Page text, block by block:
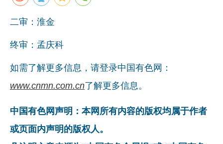
二审：淮金
终审：孟庆科
如需了解更多信息，请登录中国有色网：
www.cnmn.com.cn了解更多信息。
中国有色网声明：本网所有内容的版权均属于作者
或页面内声明的版权人。